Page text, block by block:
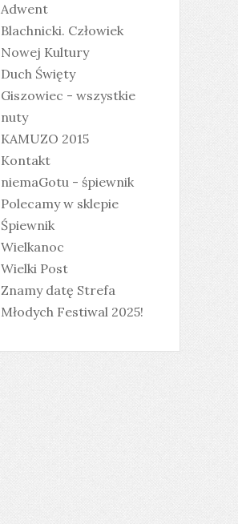
Adwent
Blachnicki. Człowiek
Nowej Kultury
Duch Święty
Giszowiec - wszystkie
nuty
KAMUZO 2015
Kontakt
niemaGotu - śpiewnik
Polecamy w sklepie
Śpiewnik
Wielkanoc
Wielki Post
Znamy datę Strefa
Młodych Festiwal 2025!